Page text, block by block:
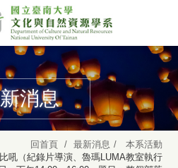
消息
回首頁 最新消息
本系活動
吼（紀錄片導演、魯瑪LUMA教室執行